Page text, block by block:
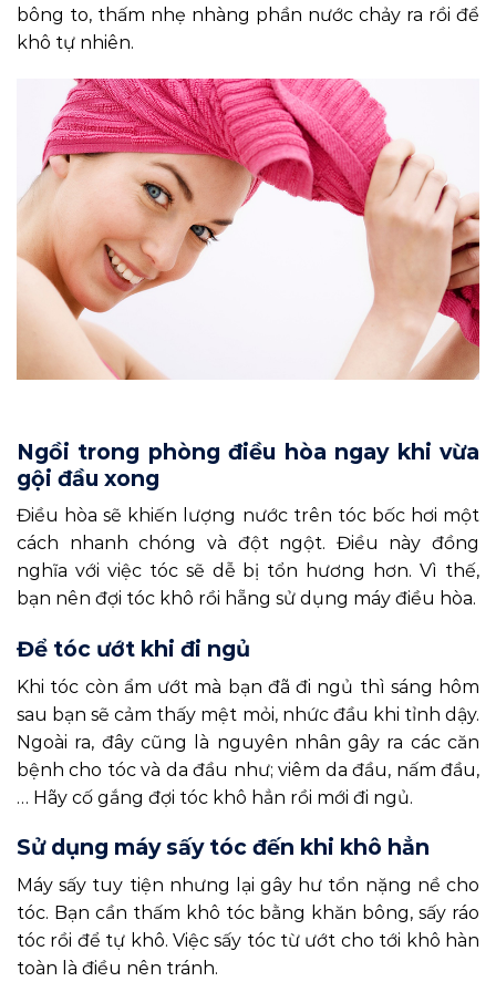
bông to, thấm nhẹ nhàng phần nước chảy ra rồi để
khô tự nhiên.
Ngồi trong phòng điều hòa ngay khi vừa
gội đầu xong
Điều hòa sẽ khiến lượng nước trên tóc bốc hơi một
cách nhanh chóng và đột ngột. Điều này đồng
nghĩa với việc tóc sẽ dễ bị tổn hương hơn. Vì thế,
bạn nên đợi tóc khô rồi hẵng sử dụng máy điều hòa.
Để tóc ướt khi đi ngủ
Khi tóc còn ẩm ướt mà bạn đã đi ngủ thì sáng hôm
sau bạn sẽ cảm thấy mệt mỏi, nhức đầu khi tỉnh dậy.
Ngoài ra, đây cũng là nguyên nhân gây ra các căn
bệnh cho tóc và da đầu như; viêm da đầu, nấm đầu,
… Hãy cố gắng đợi tóc khô hẳn rồi mới đi ngủ.
Sử dụng máy sấy tóc đến khi khô hẳn
Máy sấy tuy tiện nhưng lại gây hư tổn nặng nề cho
tóc. Bạn cần thấm khô tóc bằng khăn bông, sấy ráo
tóc rồi để tự khô. Việc sấy tóc từ ướt cho tới khô hàn
toàn là điều nên tránh.